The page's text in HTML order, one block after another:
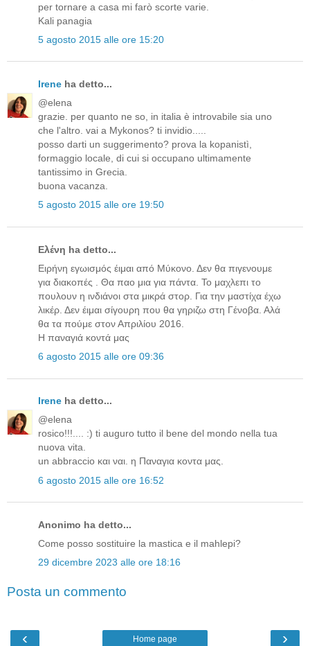
per tornare a casa mi farò scorte varie.
Kali panagia
5 agosto 2015 alle ore 15:20
Irene ha detto...
@elena
grazie. per quanto ne so, in italia è introvabile sia uno
che l'altro. vai a Mykonos? ti invidio.....
posso darti un suggerimento? prova la kopanistì,
formaggio locale, di cui si occupano ultimamente
tantissimo in Grecia.
buona vacanza.
5 agosto 2015 alle ore 19:50
Ελένη ha detto...
Ειρήνη εγωισμός έιμαι από Μύκονο. Δεν θα πιγενουμε
για διακοπές . Θα παο μια για πάντα. Το μαχλεπι το
πουλουν η ινδιάνοι στα μικρά στορ. Για την μαστίχα έχω
λικέρ. Δεν έιμαι σίγουρη που θα γηριζω στη Γένοβα. Αλά
θα τα πούμε στον Απριλίου 2016.
Η παναγιά κοντά μας
6 agosto 2015 alle ore 09:36
Irene ha detto...
@elena
rosico!!!.... :) ti auguro tutto il bene del mondo nella tua
nuova vita.
un abbraccio και ναι. η Παναγια κοντα μας.
6 agosto 2015 alle ore 16:52
Anonimo ha detto...
Come posso sostituire la mastica e il mahlepi?
29 dicembre 2023 alle ore 18:16
Posta un commento
‹ ›
Home page